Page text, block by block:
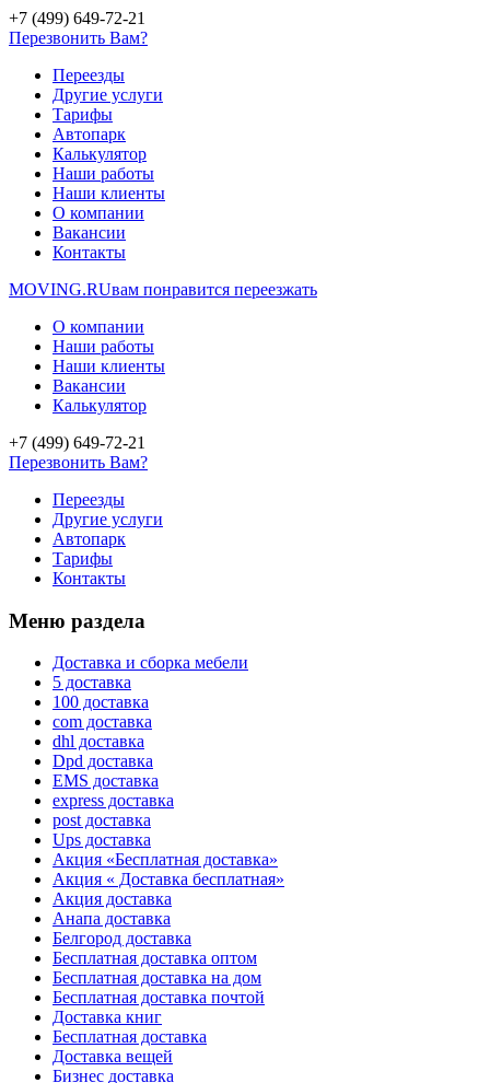
+7 (499) 649-72-21
Перезвонить Вам?
Переезды
Другие услуги
Тарифы
Автопарк
Калькулятор
Наши работы
Наши клиенты
О компании
Вакансии
Контакты
MOVING.RUвам понравится переезжать
О компании
Наши работы
Наши клиенты
Вакансии
Калькулятор
+7 (499) 649-72-21
Перезвонить Вам?
Переезды
Другие услуги
Автопарк
Тарифы
Контакты
Меню раздела
Доставка и сборка мебели
5 доставка
100 доставка
com доставка
dhl доставка
Dpd доставка
EMS доставка
express доставка
post доставка
Ups доставка
Акция «Бесплатная доставка»
Акция « Доставка бесплатная»
Акция доставка
Анапа доставка
Белгород доставка
Бесплатная доставка оптом
Бесплатная доставка на дом
Бесплатная доставка почтой
Доставка книг
Бесплатная доставка
Доставка вещей
Бизнес доставка